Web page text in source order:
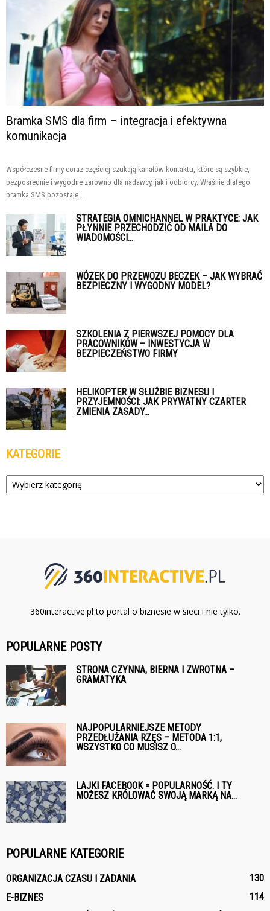
Bramka SMS dla firm – integracja i efektywna
komunikacja
Współczesne firmy coraz częściej szukają kanałów kontaktu, które są szybkie,
bezpośrednie i wygodne zarówno dla nadawcy, jak i odbiorcy. Właśnie dlatego
bramka SMS pozostaje...
STRATEGIA OMNICHANNEL W PRAKTYCE: JAK
PŁYNNIE PRZECHODZIĆ OD MAILA DO
WIADOMOŚCI...
WÓZEK DO PRZEWOZU BECZEK – JAK WYBRAĆ
BEZPIECZNY I WYGODNY MODEL?
SZKOLENIA Z PIERWSZEJ POMOCY DLA
PRACOWNIKÓW – INWESTYCJA W
BEZPIECZEŃSTWO FIRMY
HELIKOPTER W SŁUŻBIE BIZNESU I
PRZYJEMNOŚCI: JAK PRYWATNY CZARTER
ZMIENIA ZASADY...
KATEGORIE
Kategorie
360interactive.pl to portal o biznesie w sieci i nie tylko.
POPULARNE POSTY
STRONA CZYNNA, BIERNA I ZWROTNA –
GRAMATYKA
NAJPOPULARNIEJSZE METODY
PRZEDŁUŻANIA RZĘS – METODA 1:1,
WSZYSTKO CO MUSISZ O...
LAJKI FACEBOOK = POPULARNOŚĆ. I TY
MOŻESZ KRÓLOWAĆ SWOJĄ MARKĄ NA...
POPULARNE KATEGORIE
ORGANIZACJA CZASU I ZADANIA
130
E-BIZNES
114